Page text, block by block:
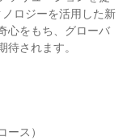
ロジーを活用した新
心をもち、グローバ
待されます。
ス）